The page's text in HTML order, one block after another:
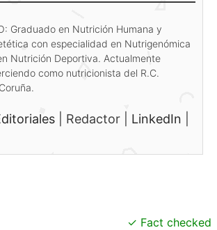
Graduado en Nutrición Humana y
con especialidad en Nutrigenómica
Nutrición Deportiva. Actualmente
como nutricionista del R.C.
Redactor LinkedIn
Fact checked